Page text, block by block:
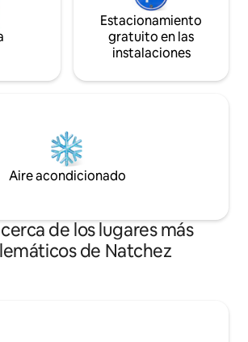
Estacionamiento
gratuito en las
instalaciones
Aire acondicionado
de los lugares más
de Natchez